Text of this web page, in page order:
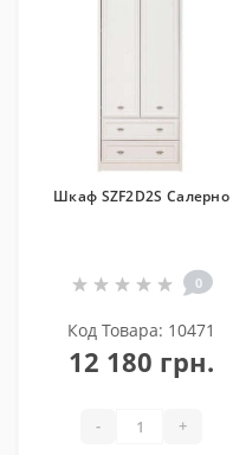
Шкаф SZF2D2S Салерно
0
Код Товара: 10471
12 180 грн.
- +